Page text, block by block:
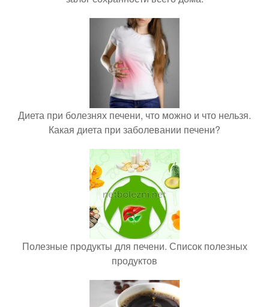
Диета при болезнях печени, что можно и что нельзя.
Какая диета при заболевании печени?
Полезные продукты для печени. Список полезных
продуктов